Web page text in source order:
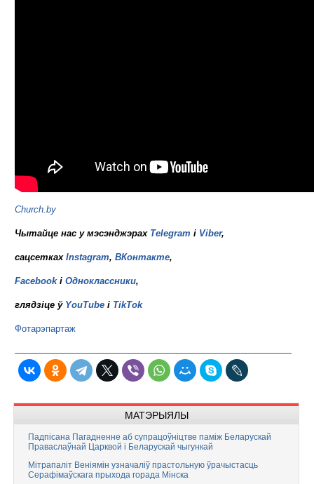
Church.by
Чытайце нас у мэсэнджэрах Telegram і Viber,
сацсетках Instagram, ВКонтакте,
Facebookі Одноклассники,
глядзіце ў YouTube і TikTok
Фотарэпартаж
МАТЭРЫЯЛЫ
Падпісана Пагадненне аб супрацоўніцтве паміж Беларускай
Праваслаўнай Царквой і Беларускай чыгункай
Мітрапаліт Веніямін узначаліў прастольную ўрачыстасць
Серафімаўскага прыхода горада Мінска